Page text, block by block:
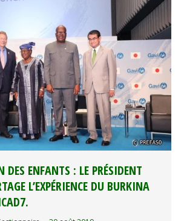
DES ENFANTS : LE PRÉSIDENT
L’EXPÉRIENCE DU BURKINA